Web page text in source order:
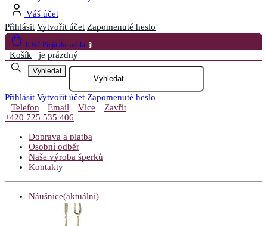
Váš účet
Přihlásit Vytvořit účet Zapomenuté heslo
0 Kč Přejít do košíku 0
Košík je prázdný
Vyhledat
Přihlásit Vytvořit účet Zapomenuté heslo
Telefon
Email Více
Zavřít
+420 725 535 406
Doprava a platba
Osobní odběr
Naše výroba šperků
Kontakty
Náušnice(aktuální)